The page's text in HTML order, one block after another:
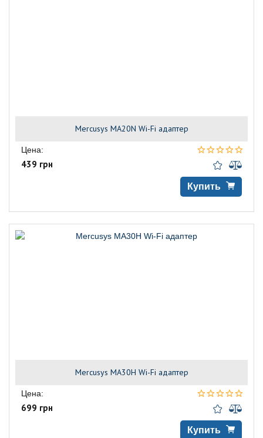
Mercusys MA20N Wi-Fi адаптер
Цена:
439 грн
Купить
Mercusys MA30H Wi-Fi адаптер
Цена:
699 грн
Купить